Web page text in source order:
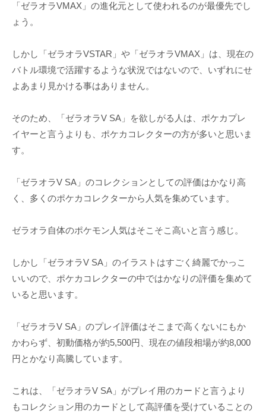
「ゼラオラVMAX」の進化元として使われるのが最優先でし
ょう。
しかし「ゼラオラVSTAR」や「ゼラオラVMAX」は、現在の
バトル環境で活躍するような状況ではないので、いずれにせ
よあまり見かける事はありません。
そのため、「ゼラオラV SA」を欲しがる人は、ポケカプレ
イヤーと言うよりも、ポケカコレクターの方が多いと思いま
す。
「ゼラオラV SA」のコレクションとしての評価はかなり高
く、多くのポケカコレクターから人気を集めています。
ゼラオラ自体のポケモン人気はそこそこ高いと言う感じ。
しかし「ゼラオラV SA」のイラストはすごく綺麗でかっこ
いいので、ポケカコレクターの中ではかなりの評価を集めて
いると思います。
「ゼラオラV SA」のプレイ評価はそこまで高くないにもか
かわらず、初動価格が約5,500円、現在の値段相場が約8,000
円とかなり高騰しています。
これは、「ゼラオラV SA」がプレイ用のカードと言うより
もコレクション用のカードとして高評価を受けていることの